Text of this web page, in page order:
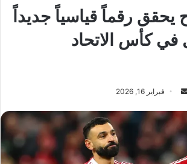
رقماً قياسياً جديداً
في كأس الاتحاد
أرسل
إلكترونيا
فبراير 16, 2026